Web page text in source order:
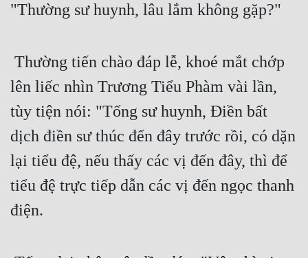
"Thường sư huynh, lâu lắm không gặp?"
lên liếc nhìn Trương Tiểu Phàm vài lần,
tùy tiện nói: "Tống sư huynh, Điền bất
dịch điền sư thúc đến đây trước rồi, có dặn
lại tiểu đệ, nếu thấy các vị đến đây, thì để
tiểu đệ trực tiếp dẫn các vị đến ngọc thanh
điện.